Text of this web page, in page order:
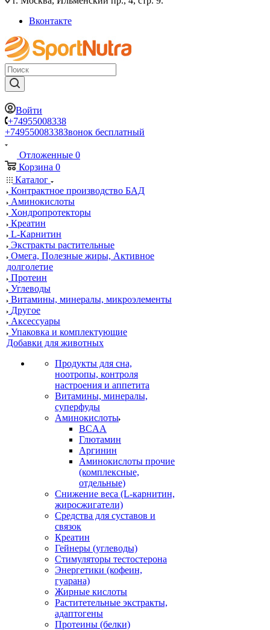
Вконтакте
Войти
+74955008338
+74955008338Звонок бесплатный
Отложенные 0
Корзина 0
Каталог
Контрактное производство БАД
Аминокислоты
Хондропротекторы
Креатин
L-Карнитин
Экстракты растительные
Омега, Полезные жиры, Активное
долголетие
Протеин
Углеводы
Витамины, минералы, микроэлементы
Другое
Аксессуары
Упаковка и комплектующие
Добавки для животных
Продукты для сна,
ноотропы, контроля
настроения и аппетита
Витамины, минералы,
суперфуды
Аминокислоты
BCAA
Глютамин
Аргинин
Аминокислоты прочие
(комплексные,
отдельные)
Снижение веса (L-карнитин,
жиросжигатели)
Средства для суставов и
связок
Креатин
Гейнеры (углеводы)
Стимуляторы тестостерона
Энергетики (кофеин,
гуарана)
Жирные кислоты
Раститетельные экстракты,
адаптогены
Протеины (белки)